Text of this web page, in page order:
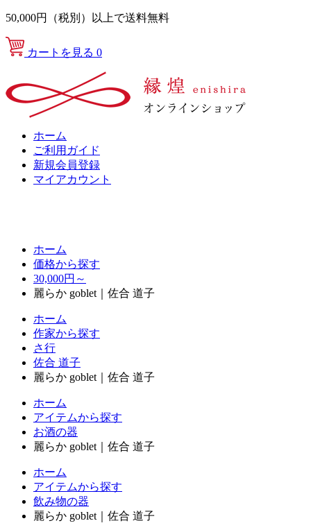
50,000円（税別）以上で送料無料
カートを見る 0
ホーム
ご利用ガイド
新規会員登録
マイアカウント
ホーム
価格から探す
30,000円～
麗らか goblet｜佐合 道子
ホーム
作家から探す
さ行
佐合 道子
麗らか goblet｜佐合 道子
ホーム
アイテムから探す
お酒の器
麗らか goblet｜佐合 道子
ホーム
アイテムから探す
飲み物の器
麗らか goblet｜佐合 道子